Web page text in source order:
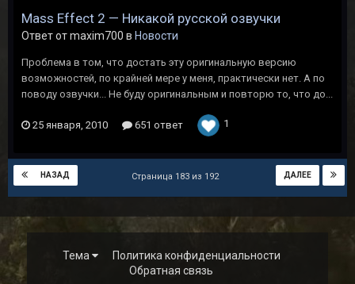
Mass Effect 2 — Никакой русской озвучки
Ответ от maxim700 в Новости
Проблема в том, что достать эту оригинальную версию
возможностей, по крайней мере у меня, практически нет. А по
поводу озвучки... Не буду оригинальным и повторю то, что до...
25 января, 2010 651 ответ 1
НАЗАД ДАЛЕЕ
Страница 183 из 192
Тема
Политика конфиденциальности
Обратная связь